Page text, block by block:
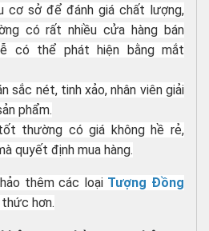
cơ sở để đánh giá chất lượng,
có rất nhiều cửa hàng bán
có thể phát hiện bằng mắt
sắc nét, tinh xảo, nhân viên giải
phẩm.
thường có giá không hề rẻ,
quyết định mua hàng.
thêm các loại Tượng Đồng
hơn.